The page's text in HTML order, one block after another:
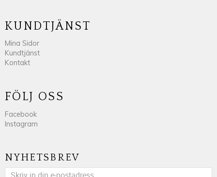
KUNDTJÄNST
Mina Sidor
Kundtjänst
Kontakt
FÖLJ OSS
Facebook
Instagram
NYHETSBREV